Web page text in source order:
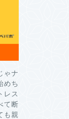
ゃナ
めち
レス
て断
も親